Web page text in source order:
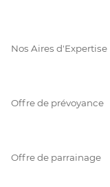
Nos Aires d'Expertise
Offre de prévoyance
Offre de parrainage